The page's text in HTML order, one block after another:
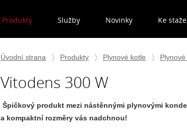
Produkty Služby Novinky Ke
Úvodní strana Produkty Plynové kotle
Vitodens 300 W
Špičkový produkt mezi nástěnnými plynovými
a kompaktní rozměry vás nadchnou!